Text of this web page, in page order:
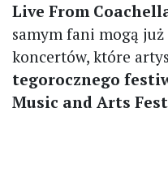
Live From
samym fani mogą już
koncertów, które
tegorocznego
Music and Arts